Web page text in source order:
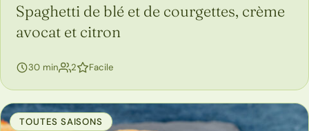
Spaghetti de blé et de courgettes, crème
avocat et citron
30 min 2personnes
Facile
TOUTES SAISONS